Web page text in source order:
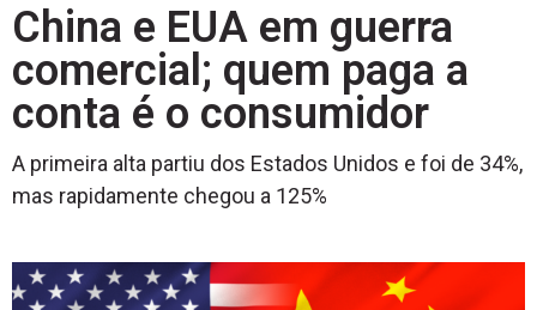
China e EUA em guerra
comercial; quem paga a
conta é o consumidor
A primeira alta partiu dos Estados Unidos e foi de 34%,
mas rapidamente chegou a 125%